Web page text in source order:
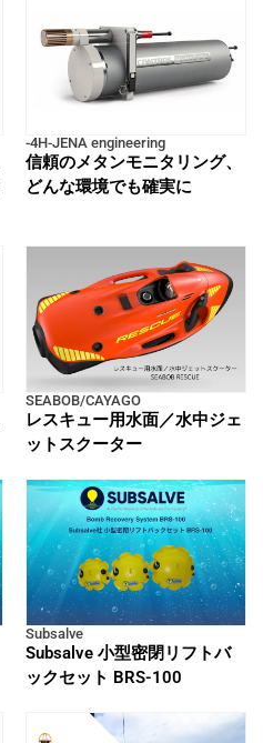
-4H-JENA engineering
信頼のメタンモニタリング、
どんな環境でも確実に
SEABOB/CAYAGO
レスキュー用水面／水中ジェ
ットスクーター
Subsalve
Subsalve 小型密閉リフトバ
ックセット BRS-100